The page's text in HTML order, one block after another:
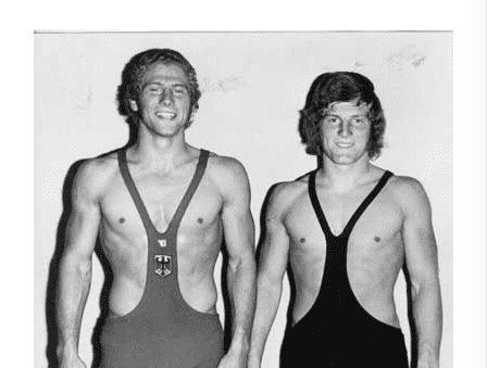
Schwimmen
Tennis
Tischtennis
VitaSport
Volleyball
Windsurfen